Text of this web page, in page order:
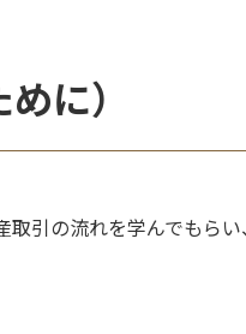
に）
取引の流れを学んでも